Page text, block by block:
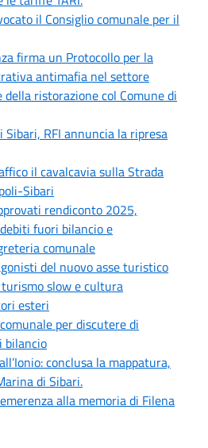
il Consiglio comunale per il
firma un Protocollo per la
antimafia nel settore
ristorazione col Comune di
RFI annuncia la ripresa
il cavalcavia sulla Strada
Sibari
rendiconto 2025,
fuori bilancio e
comunale
del nuovo asse turistico
slow e cultura
esteri
per discutere di
bilancio
conclusa la mappatura,
di Sibari.
alla memoria di Filena